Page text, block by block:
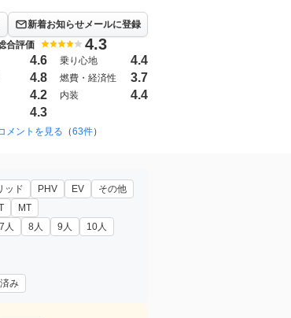
新着お知らせメールに登録
年3月（7）
合評価 4.3
4.6 乗り心地 4.4
4.8 燃費・経済性 3.7
4.2 内装 4.4
4.3
メントを見る （63件）
ッド PHV EV その他
MT
7人 8人 9人
10人
み